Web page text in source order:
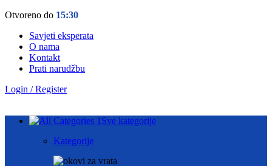
Otvoreno do 15:30
Savjeti eksperata
O nama
Kontakt
Prati narudžbu
Login / Register
Sve kategorije
Kategorije